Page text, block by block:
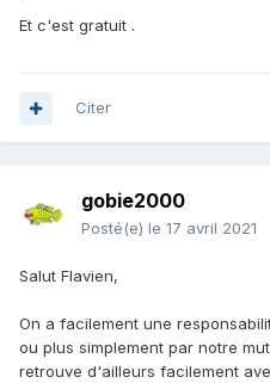
Et c'est gratuit .
Citer
gobie2000
Posté(e) le 17 avril 2021
Salut Flavien,
On a facilement une
ou plus simplement par notre
retrouve d'ailleurs facilement